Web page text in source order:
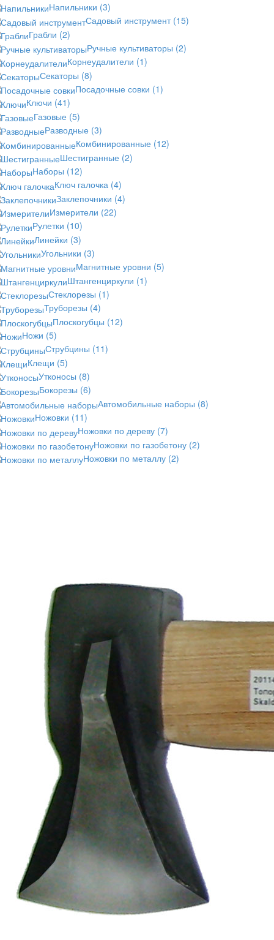
Напильники (3)
Садовый инструмент (15)
Грабли (2)
Ручные культиваторы (2)
Корнеудалители (1)
Секаторы (8)
Посадочные совки (1)
Ключи (41)
Газовые (5)
Разводные (3)
Комбинированные (12)
Шестигранные (2)
Наборы (12)
Ключ галочка (4)
Заклепочники (4)
Измерители (22)
Рулетки (10)
Линейки (3)
Угольники (3)
Магнитные уровни (5)
Штангенциркули (1)
Стеклорезы (1)
Труборезы (4)
Плоскогубцы (12)
Ножи (5)
Струбцины (11)
Клещи (5)
Утконосы (8)
Бокорезы (6)
Автомобильные наборы (8)
Ножовки (11)
Ножовки по дереву (7)
Ножовки по газобетону (2)
Ножовки по металлу (2)